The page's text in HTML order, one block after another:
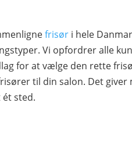
frisør i hele
Vi opfordrer alle
for at vælge den rette
til din salon. Det giver
sted.